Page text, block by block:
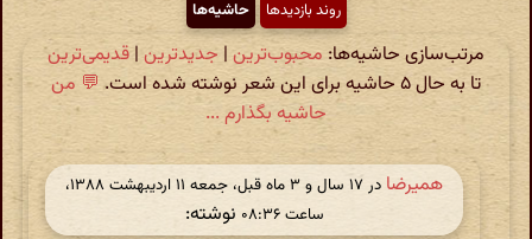
روند بازدیدها
حاشیه‌ها
مرتب‌سازی حاشیه‌ها: محبوب‌ترین | جدیدترین | قدیمی‌ترین
تا به حال ۵ حاشیه برای این شعر نوشته شده است.
💬 من
حاشیه بگذارم ...
همیرضا
در ‫۱۷ سال و ۳ ماه قبل، جمعه ۱۱ اردیبهشت ۱۳۸۸،
ساعت ۰۸:۳۶
نوشته: